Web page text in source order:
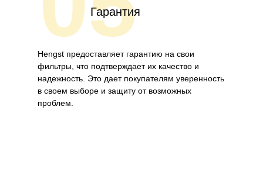
Гарантия
Hengst предоставляет гарантию на свои
фильтры, что подтверждает их качество и
надежность. Это дает покупателям уверенность
в своем выборе и защиту от возможных
проблем.